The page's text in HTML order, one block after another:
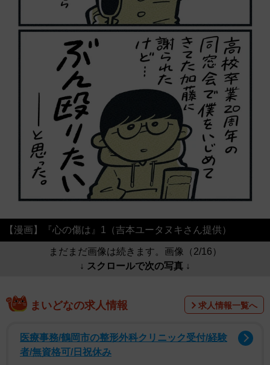
【漫画】『心の傷は』1（吉本ユータヌキさん提供）
まだまだ画像は続きます。画像（2/16）
↓ スクロールで次の写真 ↓
まいどなの求人情報 求人情報一覧へ
医療事務/鶴岡市の整形外科クリニック受付/経験
者/無資格可/日祝休み